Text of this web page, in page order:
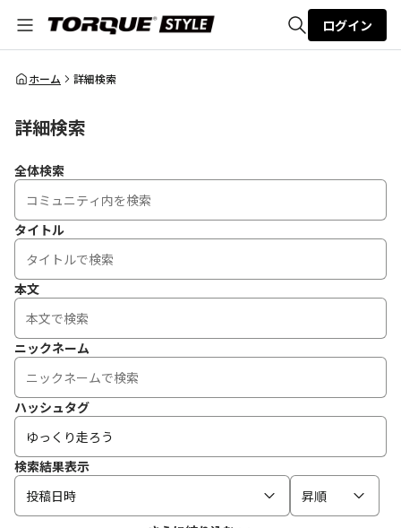
全体検索
ログイン
ホーム 詳細検索
詳細検索
全体検索
タイトル
本文
ニックネーム
ハッシュタグ
検索結果表示
投稿日時
昇順